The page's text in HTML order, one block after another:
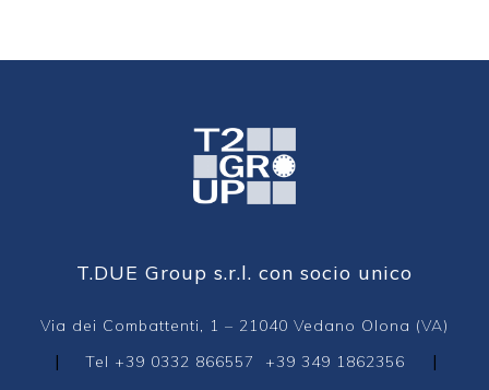
T.DUE Group s.r.l. con socio unico
Via dei Combattenti, 1 – 21040 Vedano Olona (VA)
| Tel +39 0332 866557 +39 349 1862356 |